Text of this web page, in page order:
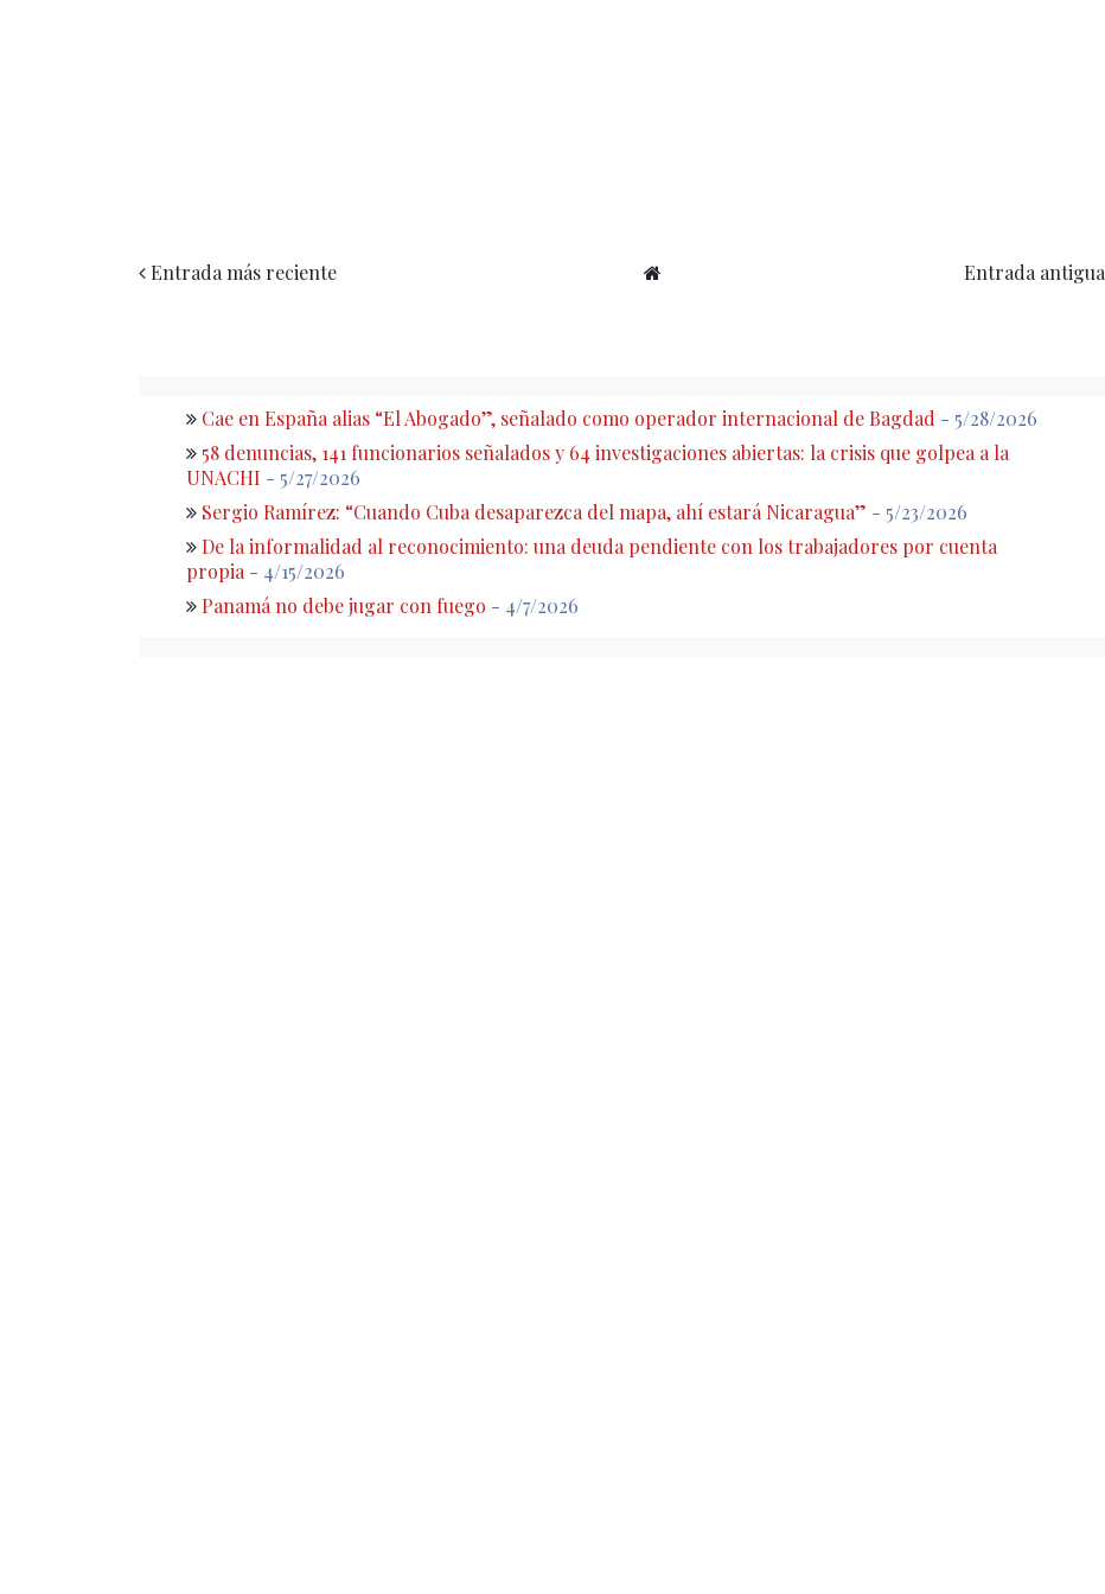
Entrada más reciente Entrada antigua
Cae en España alias “El Abogado”, señalado como operador internacional de Bagdad - 5/28/2026
58 denuncias, 141 funcionarios señalados y 64 investigaciones abiertas: la crisis que golpea a la
UNACHI - 5/27/2026
Sergio Ramírez: “Cuando Cuba desaparezca del mapa, ahí estará Nicaragua” - 5/23/2026
De la informalidad al reconocimiento: una deuda pendiente con los trabajadores por cuenta
propia - 4/15/2026
Panamá no debe jugar con fuego - 4/7/2026